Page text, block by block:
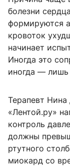
болезни
формируются
кровоток
начинает
Иногда это
иногда —
Терапевт Нина
«Лентой.ру»
контроль
должны
ртутного
миокард со